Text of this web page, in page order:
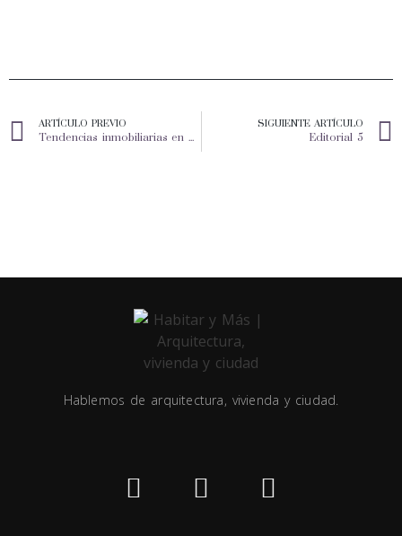
ARTÍCULO PREVIO
Tendencias inmobiliarias en Mérida
SIGUIENTE ARTÍCULO
Editorial 5
Hablemos de arquitectura, vivienda y ciudad.